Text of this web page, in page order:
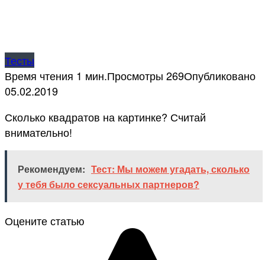
Тесты
Время чтения 1 мин.Просмотры 269Опубликовано
05.02.2019
Сколько квадратов на картинке? Считай
внимательно!
Рекомендуем: Тест: Мы можем угадать, сколько
у тебя было сексуальных партнеров?
Оцените статью